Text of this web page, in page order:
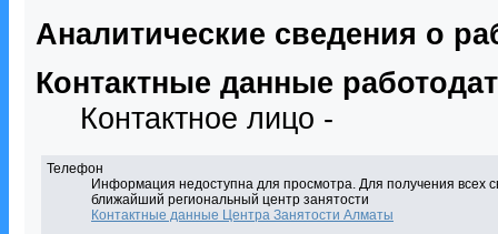
Аналитические сведения о
Контактные данные
Контактное лицо -
Телефон
Информация недоступна для просмотра. Для получения всех
ближайший региональный центр занятости
Контактные данные Центра Занятости Алматы